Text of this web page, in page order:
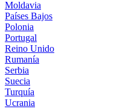
Moldavia
Países Bajos
Polonia
Portugal
Reino Unido
Rumanía
Serbia
Suecia
Turquía
Ucrania